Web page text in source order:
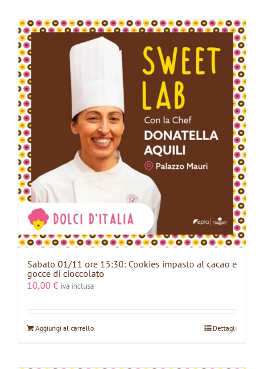
Sabato 01/11 ore 15:30: Cookies impasto al cacao e
gocce di cioccolato
10,00 € iva inclusa
Aggiungi al carrello Dettagli